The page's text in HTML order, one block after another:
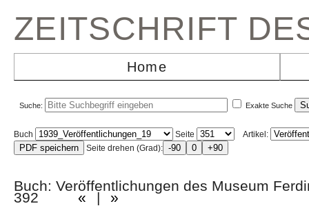
ZEITSCHRIFT
Home
Suche: Exakte Suche
Buch Seite
Artikel:
Seite drehen (Grad):
Buch: Veröffentlichungen des Museum
392 « | »